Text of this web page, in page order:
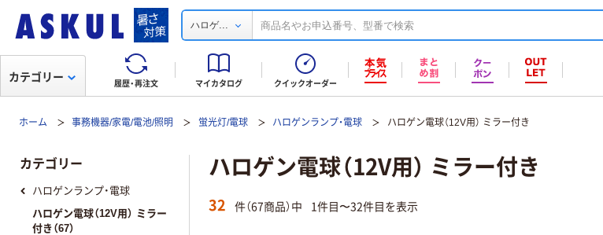
ハロゲ...
履歴・再注文 マイカタログ クイックオーダー
カテゴリー
ホーム 事務機器/家電/電池/照明 蛍光灯/電球 ハロゲンランプ・電球 ハロゲン電球（12V用） ミラー付き
ハロゲン電球（12V用） ミラー付き
32 件（67商品）中 1件目〜32件目を表示
カテゴリー
ハロゲンランプ・電球
ハロゲン電球（12V用） ミラー
付き（67）